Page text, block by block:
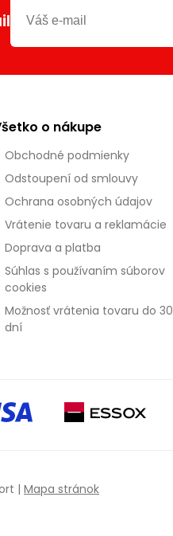
o nákupe
Obchodné podmienky
Odstoupení od smlouvy
Ochrana osobných údajov
Vrátenie tovaru a reklamácie
Doprava a platba
Súhlas s používaním súborov
cookies
Možnosť vrátenia tovaru do 30
dní
| Mapa stránok